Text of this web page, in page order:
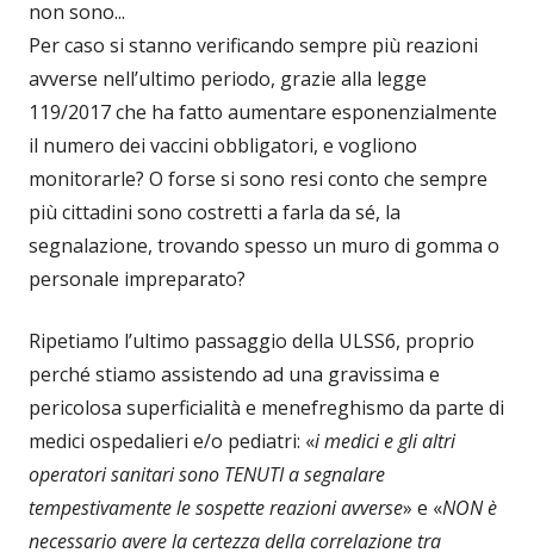
non sono...
Per caso si stanno verificando sempre più reazioni
avverse nell’ultimo periodo, grazie alla legge
119/2017 che ha fatto aumentare esponenzialmente
il numero dei vaccini obbligatori, e vogliono
monitorarle? O forse si sono resi conto che sempre
più cittadini sono costretti a farla da sé, la
segnalazione, trovando spesso un muro di gomma o
personale impreparato?
Ripetiamo l’ultimo passaggio della ULSS6, proprio
perché stiamo assistendo ad una gravissima e
pericolosa superficialità e menefreghismo da parte di
medici ospedalieri e/o pediatri: «i medici e gli altri
operatori sanitari sono TENUTI a segnalare
tempestivamente le sospette reazioni avverse» e «NON è
necessario avere la certezza della correlazione tra